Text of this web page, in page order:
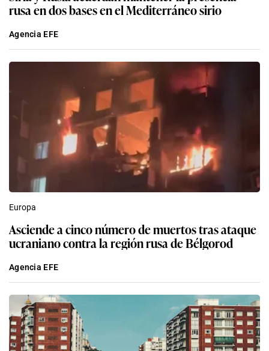
rusa en dos bases en el Mediterráneo sirio
Agencia EFE
Europa
Asciende a cinco número de muertos tras ataque
ucraniano contra la región rusa de Bélgorod
Agencia EFE